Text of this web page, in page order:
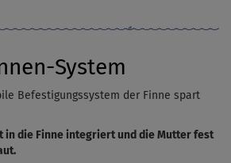
System
Befestigungssystem der Finne spart
in die Finne integriert und die Mutter fest